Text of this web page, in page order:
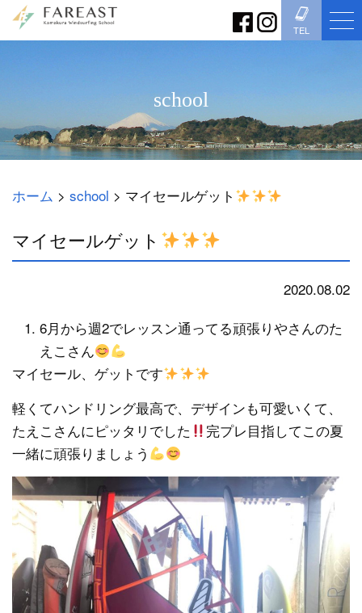
TEL
school
ホーム > school > マイセールゲット
マイセールゲット
2020.08.02
6月から週2でレッスン通ってる頑張りやさんのた
えこさん
マイセール、ゲットです
軽くてハンドリング最高で、デザインも可愛いくて、
たえこさんにピッタリでした
完プレ目指してこの夏
一緒に頑張りましょう